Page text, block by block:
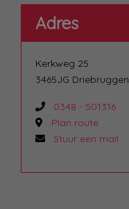
Adres
Kerkweg 25
3465JG Driebruggen
0348 - 501316
Plan route
Stuur een mail